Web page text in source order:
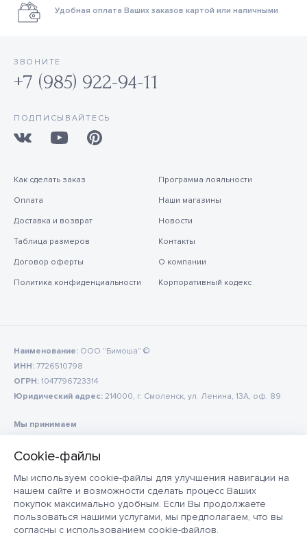
Мы используем cookie-файлы для улучшения навигации на
нашем сайте и возможности сделать процесс Ваших
покупок максимально удобным. Если Вы продолжаете
пользоваться нашими услугами, мы предполагаем, что вы
согласны с использованием cookie-файлов.
Удобная оплата Ваших заказов картой или наличными
ЗВОНИТЕ
+7 (985) 922-94-11
ПОДПИСЫВАЙТЕСЬ
Как сделать заказ
Оплата
Доставка и возврат
Таблица размеров
Договор оферты
Политика конфиденциальности
Программа лояльности
Наши магазины
Новости
Контакты
О компании
Корпоративный кодекс
Наименование: ООО "Бимоша" ©
ИНН: 7726510798
ОГРН: 1047796723314
Юридический адрес: 214000, г. Смоленск, ул. Ленина, 13А, оф. 89
Мы принимаем